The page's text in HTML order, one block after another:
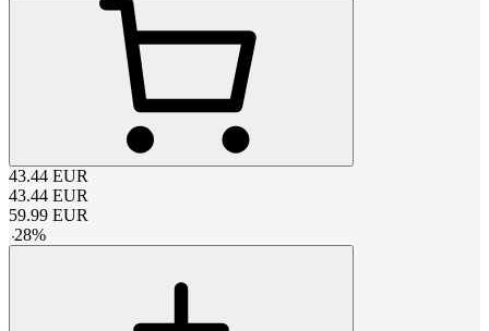
43.44 EUR
43.44 EUR
59.99 EUR
-28%